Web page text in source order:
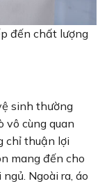
đến chất lượng
sinh thường
vô cùng quan
chỉ thuận lợi
mang đến cho
Ngoài ra, áo